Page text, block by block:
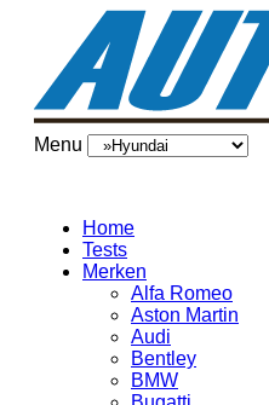
Menu
Home
Tests
Merken
Alfa Romeo
Aston Martin
Audi
Bentley
BMW